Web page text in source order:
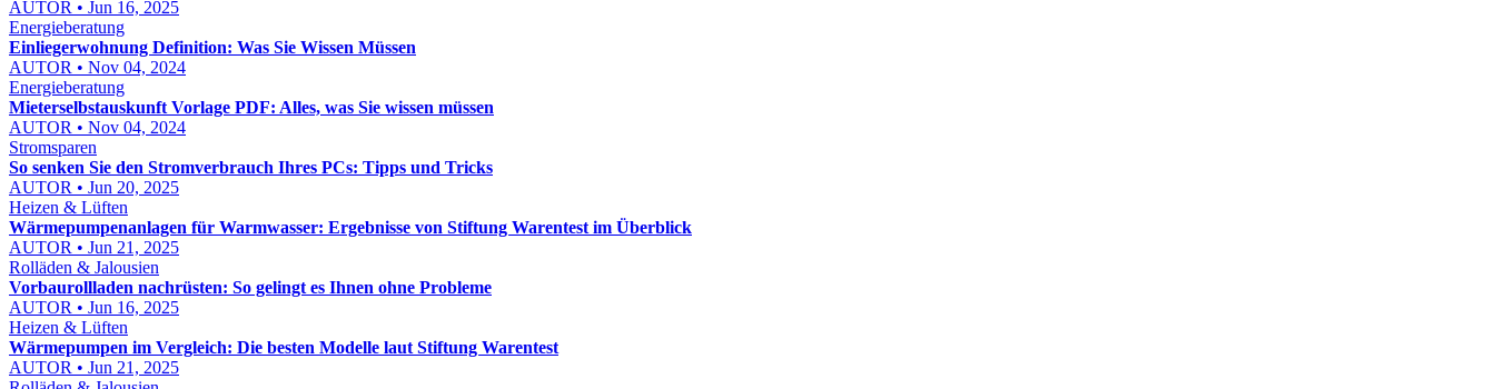
AUTOR • Jun 16, 2025
Energieberatung
Einliegerwohnung Definition: Was Sie Wissen Müssen
AUTOR • Nov 04, 2024
Energieberatung
Mieterselbstauskunft Vorlage PDF: Alles, was Sie wissen müssen
AUTOR • Nov 04, 2024
Stromsparen
So senken Sie den Stromverbrauch Ihres PCs: Tipps und Tricks
AUTOR • Jun 20, 2025
Heizen & Lüften
Wärmepumpenanlagen für Warmwasser: Ergebnisse von Stiftung Warentest im Überblick
AUTOR • Jun 21, 2025
Rolläden & Jalousien
Vorbaurollladen nachrüsten: So gelingt es Ihnen ohne Probleme
AUTOR • Jun 16, 2025
Heizen & Lüften
Wärmepumpen im Vergleich: Die besten Modelle laut Stiftung Warentest
AUTOR • Jun 21, 2025